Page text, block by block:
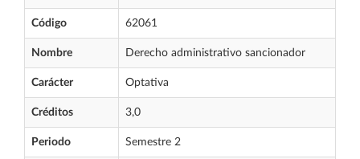
Código 62061
Nombre Derecho administrativo sancionador
Carácter Optativa
Créditos 3,0
Periodo Semestre 2